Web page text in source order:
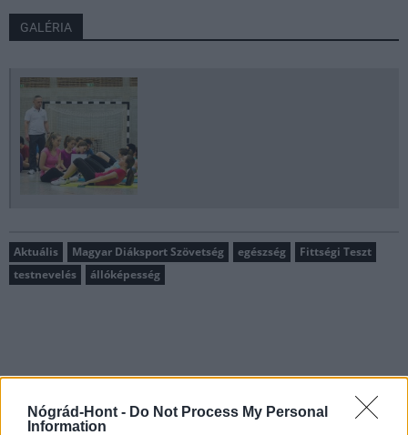
Nógrád-Hont - Do Not Process My Personal
Information
GALÉRIA
Aktuális Magyar Diáksport Szövetség egészség
Fittségi Teszt
testnevelés
állóképesség
AJÁNLJUK MÉG